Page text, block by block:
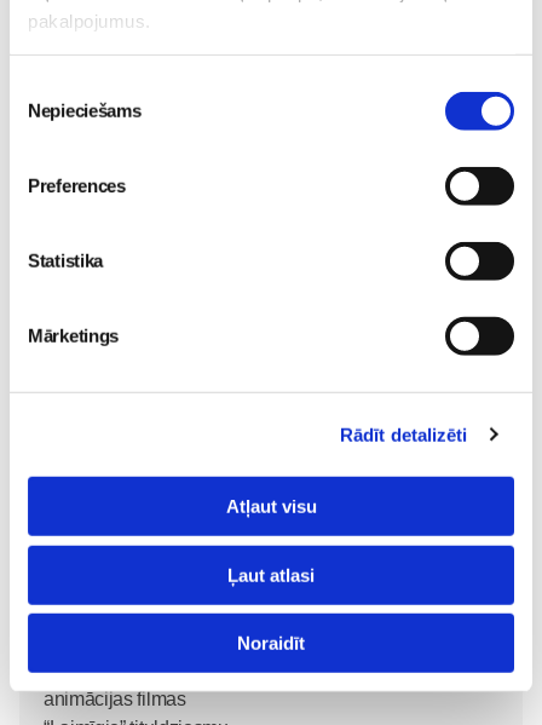
pakalpojumus.
izvēle
Nepieciešams
Preferences
Statistika
Mārketings
Rādīt detalizēti
Atļaut visu
Ļaut atlasi
Noraidīt
Izglītība ārpus ierastajiem
30. May 09:55
justies sadzirdētam un
Edmunda Jansona
animācijas filmas